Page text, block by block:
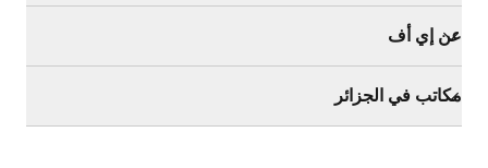
عن إي أف
مكاتب في الجزائر